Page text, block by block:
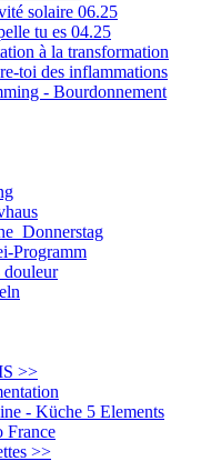
solaire 06.25
tu es 04.25
à la transformation
toi des inflammations
- Bourdonnement
Programm
douleur
>>
- Küche 5 Elements
France
>>